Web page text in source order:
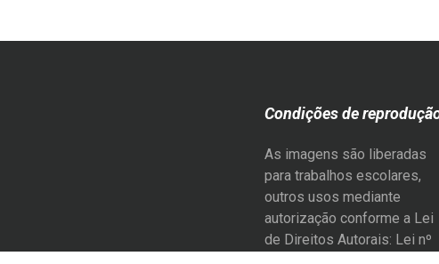
Condições de
As imagens são liberadas
para trabalhos escolares,
outros usos mediante
autorização conforme a Lei
de Direitos Autorais: Lei nº